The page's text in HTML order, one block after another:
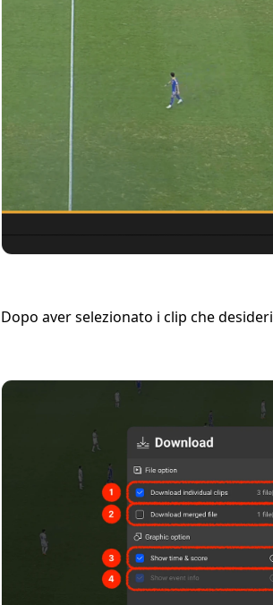
Dopo aver selezionato i clip che